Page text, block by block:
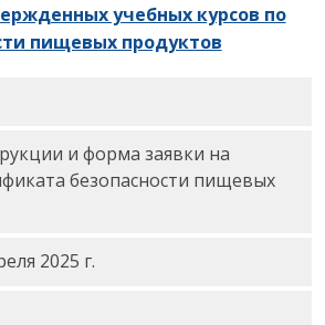
учебных курсов по
пищевых продуктов
безопасности
и форма заявки на
безопасности пищевых
2025 г.